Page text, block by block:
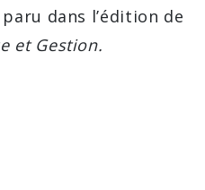
dans l’édition de
et Gestion.